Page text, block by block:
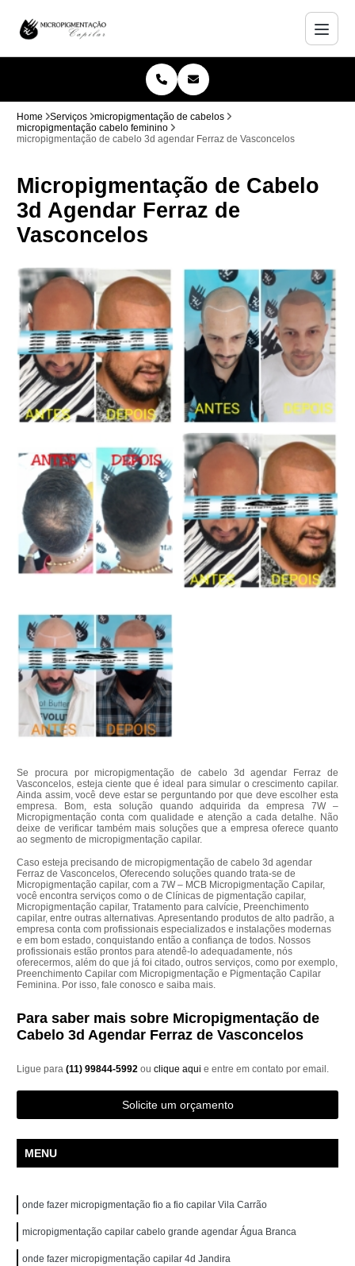
Home Serviços
micropigmentação de cabelos
micropigmentação cabelo feminino
micropigmentação de cabelo 3d agendar Ferraz de Vasconcelos
Micropigmentação de Cabelo
3d Agendar Ferraz de
Vasconcelos
Se procura por micropigmentação de cabelo 3d agendar Ferraz de
Vasconcelos, esteja ciente que é ideal para simular o crescimento capilar.
Ainda assim, você deve estar se perguntando por que deve escolher esta
empresa. Bom, esta solução quando adquirida da empresa 7W –
Micropigmentação conta com qualidade e atenção a cada detalhe. Não
deixe de verificar também mais soluções que a empresa oferece quanto
ao segmento de micropigmentação capilar.
Caso esteja precisando de micropigmentação de cabelo 3d agendar
Ferraz de Vasconcelos, Oferecendo soluções quando trata-se de
Micropigmentação capilar, com a 7W – MCB Micropigmentação Capilar,
você encontra serviços como o de Clínicas de pigmentação capilar,
Micropigmentação capilar, Tratamento para calvície, Preenchimento
capilar, entre outras alternativas. Apresentando produtos de alto padrão, a
empresa conta com profissionais especializados e instalações modernas
e em bom estado, conquistando então a confiança de todos. Nossos
profissionais estão prontos para atendê-lo adequadamente, nós
oferecermos, além do que já foi citado, outros serviços, como por exemplo,
Preenchimento Capilar com Micropigmentação e Pigmentação Capilar
Feminina. Por isso, fale conosco e saiba mais.
Para saber mais sobre Micropigmentação de
Cabelo 3d Agendar Ferraz de Vasconcelos
Ligue para(11) 99844-5992ouclique aqui e entre em contato por email.
Solicite um orçamento
MENU
onde fazer micropigmentação fio a fio capilar Vila Carrão
micropigmentação capilar cabelo grande agendar Água Branca
onde fazer micropigmentação capilar 4d Jandira